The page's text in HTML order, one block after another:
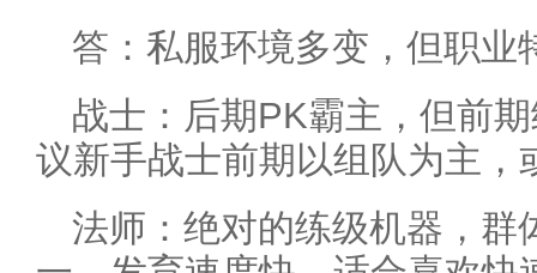
答：私服环境多变，但职业
战士：后期PK霸主，但前
议新手战士前期以组队为主，
法师：绝对的练级机器，群